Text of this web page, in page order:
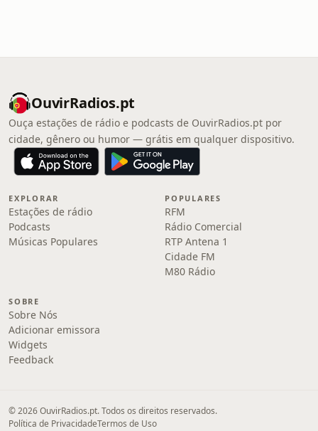
OuvirRadios.pt
Ouça estações de rádio e podcasts de OuvirRadios.pt por
cidade, gênero ou humor — grátis em qualquer dispositivo.
EXPLORAR
Estações de rádio
Podcasts
Músicas Populares
POPULARES
RFM
Rádio Comercial
RTP Antena 1
Cidade FM
M80 Rádio
SOBRE
Sobre Nós
Adicionar emissora
Widgets
Feedback
© 2026 OuvirRadios.pt. Todos os direitos reservados.
Política de PrivacidadeTermos de Uso